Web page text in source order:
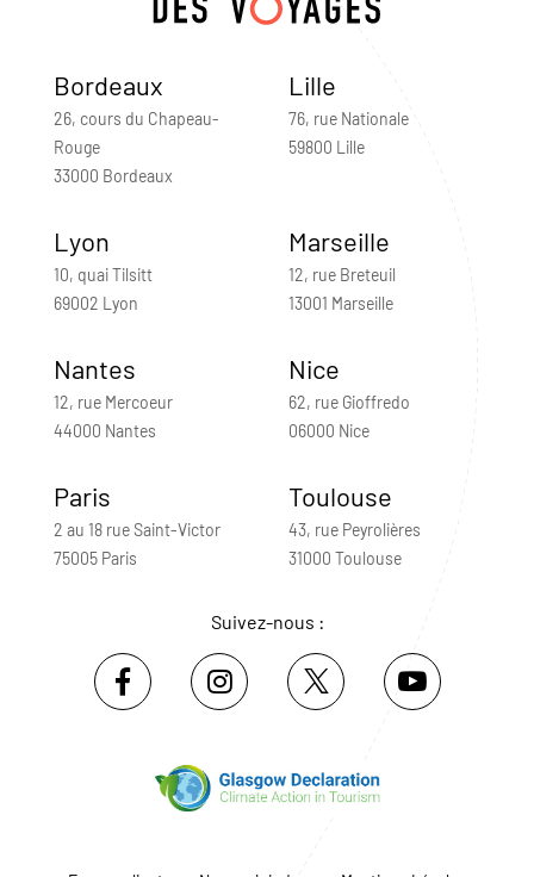
Bordeaux
26, cours du Chapeau-
Rouge
33000 Bordeaux
Lille
76, rue Nationale
59800 Lille
Lyon
10, quai Tilsitt
69002 Lyon
Marseille
12, rue Breteuil
13001 Marseille
Nantes
12, rue Mercoeur
44000 Nantes
Nice
62, rue Gioffredo
06000 Nice
Paris
2 au 18 rue Saint-Victor
75005 Paris
Toulouse
43, rue Peyrolières
31000 Toulouse
Suivez-nous :